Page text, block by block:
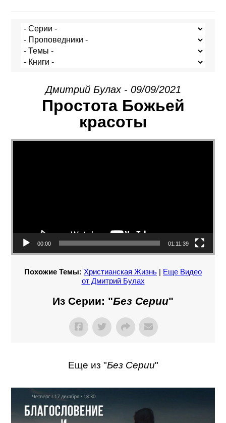
Дмитрий Булах - 09/09/2021
Простота Божьей
красоты
Видеоплеер
00:00 01:11:39
Похожие Темы: Христианская Жизнь | Еще Видео
от Дмитрий Булах
Из Серии: "Без Серии"
Еще из "Без Серии"